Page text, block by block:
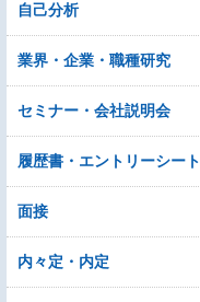
自己分析
業界・企業・職種研究
セミナー・会社説明会
履歴書・エントリーシート
面接
内々定・内定